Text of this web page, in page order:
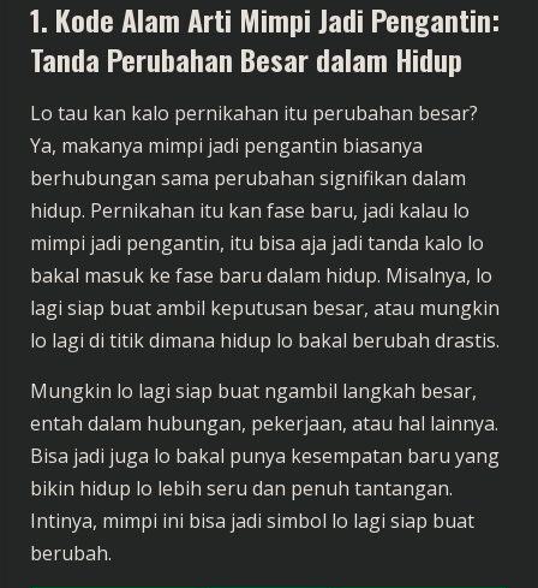
1. Kode Alam Arti Mimpi Jadi Pengantin:
Tanda Perubahan Besar dalam Hidup
Lo tau kan kalo pernikahan itu perubahan besar?
Ya, makanya mimpi jadi pengantin biasanya
berhubungan sama perubahan signifikan dalam
hidup. Pernikahan itu kan fase baru, jadi kalau lo
mimpi jadi pengantin, itu bisa aja jadi tanda kalo lo
bakal masuk ke fase baru dalam hidup. Misalnya, lo
lagi siap buat ambil keputusan besar, atau mungkin
lo lagi di titik dimana hidup lo bakal berubah drastis.
Mungkin lo lagi siap buat ngambil langkah besar,
entah dalam hubungan, pekerjaan, atau hal lainnya.
Bisa jadi juga lo bakal punya kesempatan baru yang
bikin hidup lo lebih seru dan penuh tantangan.
Intinya, mimpi ini bisa jadi simbol lo lagi siap buat
berubah.